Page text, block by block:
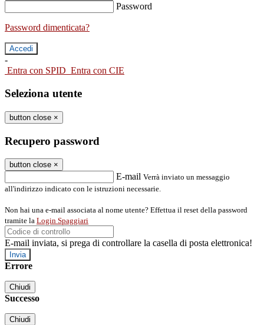
Password
Password dimenticata?
-
Entra con SPID Entra con CIE
Seleziona utente
button close ×
Recupero password
button close ×
E-mail Verrà inviato un messaggio
all'indirizzo indicato con le istruzioni necessarie.
Non hai una e-mail associata al nome utente? Effettua il reset della password
tramite la Login Spaggiari
E-mail inviata, si prega di controllare la casella di posta elettronica!
Errore
Chiudi
Successo
Chiudi